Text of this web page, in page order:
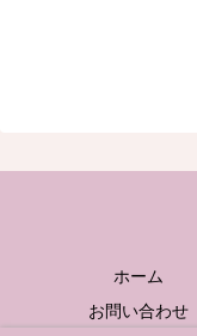
ホーム
お問い合わせ